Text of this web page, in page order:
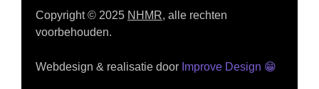
Copyright © 2025 NHMR, alle rechten
voorbehouden.
Webdesign & realisatie door Improve Design 😁